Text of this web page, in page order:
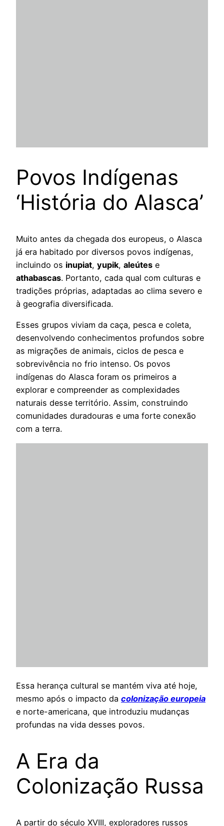
Povos Indígenas
‘História do Alasca’
Muito antes da chegada dos europeus, o Alasca
já era habitado por diversos povos indígenas,
incluindo os inupiat, yupik, aleútes e
athabascas. Portanto, cada qual com culturas e
tradições próprias, adaptadas ao clima severo e
à geografia diversificada.
Esses grupos viviam da caça, pesca e coleta,
desenvolvendo conhecimentos profundos sobre
as migrações de animais, ciclos de pesca e
sobrevivência no frio intenso. Os povos
indígenas do Alasca foram os primeiros a
explorar e compreender as complexidades
naturais desse território. Assim, construindo
comunidades duradouras e uma forte conexão
com a terra.
Essa herança cultural se mantém viva até hoje,
mesmo após o impacto da colonização europeia
e norte-americana, que introduziu mudanças
profundas na vida desses povos.
A Era da
Colonização Russa
A partir do século XVIII, exploradores russos